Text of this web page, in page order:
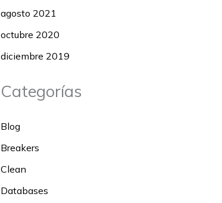
agosto 2021
octubre 2020
diciembre 2019
Categorías
Blog
Breakers
Clean
Databases